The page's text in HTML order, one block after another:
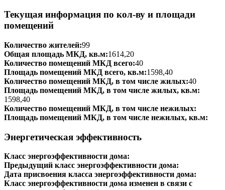
Текущая информация по кол-ву и площади
помещений
Количество жителей:99
Общая площадь МКД, кв.м:1614,20
Количество помещений МКД всего:40
Площадь помещений МКД всего, кв.м:1598,40
Количество помещений МКД, в том числе жилых:40
Площадь помещений МКД, в том числе жилых, кв.м:
1598,40
Количество помещений МКД, в том числе нежилых:
Площадь помещений МКД, в том числе нежилых, кв.м:
Энергетическая эффективность
Класс энергоэффективности дома:
Предыдущий класс энергоэффективности дома:
Дата присвоения класса энергоэффективности дома:
Класс энергоэффективности дома изменен в связи с